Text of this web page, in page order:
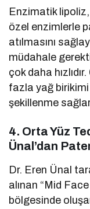
Enzimatik
özel enzimlerle
atılmasını
müdahale
çok daha
fazla yağ birikimi
şekillenme
4. Orta Yüz
Ünal’dan
Dr. Eren Ünal
alınan “Mid
bölgesinde oluşan